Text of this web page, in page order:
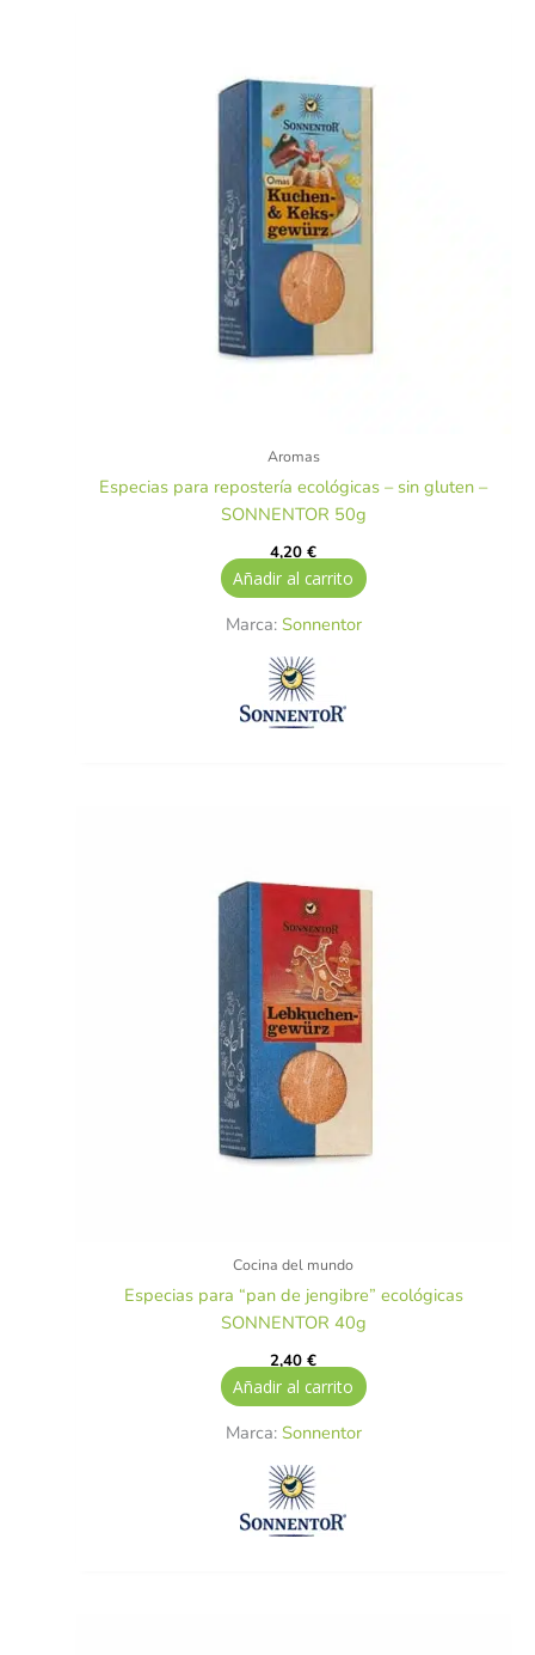
Aromas
Especias para repostería ecológicas – sin gluten –
SONNENTOR 50g
4,20€
Añadir al carrito
Marca: Sonnentor
Cocina del mundo
Especias para “pan de jengibre” ecológicas
SONNENTOR 40g
2,40€
Añadir al carrito
Marca: Sonnentor